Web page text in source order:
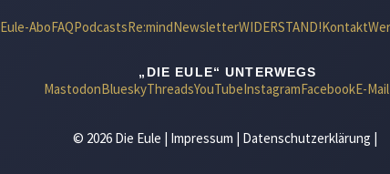
Eule-AboFAQPodcastsRe:mindNewsletterWIDERSTAND!Kontakt
„DIE EULE“ UNTERWEGS
MastodonBlueskyThreadsYouTubeInstagramFacebookE-Mail
© 2026 Die Eule | Impressum | Datenschutzerklärung |